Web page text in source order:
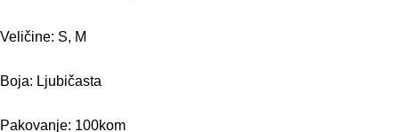
Veličine: S, M
Boja: Ljubičasta
Pakovanje: 100kom